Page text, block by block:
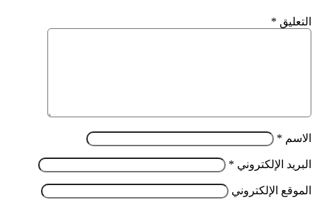
التعليق *
الاسم *
البريد الإلكتروني *
الموقع الإلكتروني